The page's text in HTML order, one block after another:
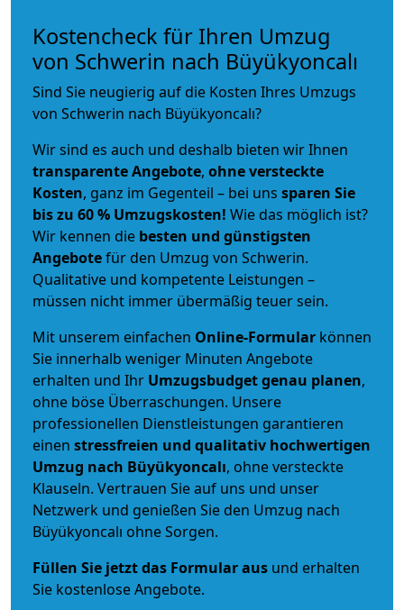
Kostencheck für Ihren Umzug
von Schwerin nach Büyükyoncalı
Sind Sie neugierig auf die Kosten Ihres Umzugs
von Schwerin nach Büyükyoncalı?
Wir sind es auch und deshalb bieten wir Ihnen
transparente Angebote, ohne versteckte
Kosten, ganz im Gegenteil – bei uns sparen Sie
bis zu 60 % Umzugskosten! Wie das möglich ist?
Wir kennen die besten und günstigsten
Angebotefür den Umzug von Schwerin.
Qualitative und kompetente Leistungen –
müssen nicht immer übermäßig teuer sein.
Mit unserem einfachen Online-Formular können
Sie innerhalb weniger Minuten Angebote
erhalten und Ihr Umzugsbudgetgenau planen,
ohne böse Überraschungen. Unsere
professionellen Dienstleistungen garantieren
einen stressfreien und qualitativ hochwertigen
Umzug nach Büyükyoncalı, ohne versteckte
Klauseln. Vertrauen Sie auf uns und unser
Netzwerk und genießen Sie den Umzug nach
Büyükyoncalı ohne Sorgen.
Füllen Sie jetzt das Formular aus und erhalten
Sie kostenlose Angebote.